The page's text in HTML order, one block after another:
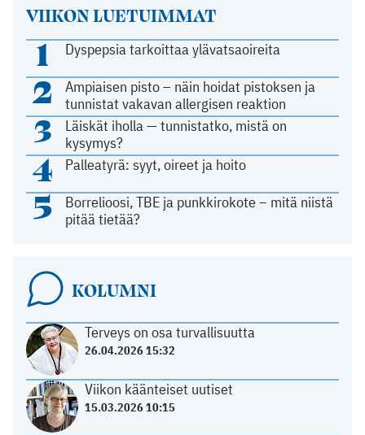
VIIKON LUETUIMMAT
1 Dyspepsia tarkoittaa ylävatsaoireita
2
Ampiaisen pisto – näin hoidat pistoksen ja
tunnistat vakavan allergisen reaktion
3
Läiskät iholla — tunnistatko, mistä on
kysymys?
4 Palleatyrä: syyt, oireet ja hoito
5
Borrelioosi, TBE ja punkkirokote – mitä niistä
pitää tietää?
KOLUMNI
Terveys on osa turvallisuutta
26.04.2026 15:32
Viikon käänteiset uutiset
15.03.2026 10:15